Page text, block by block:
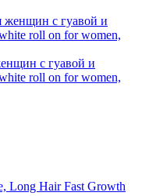
с гуавой и
roll on for women,